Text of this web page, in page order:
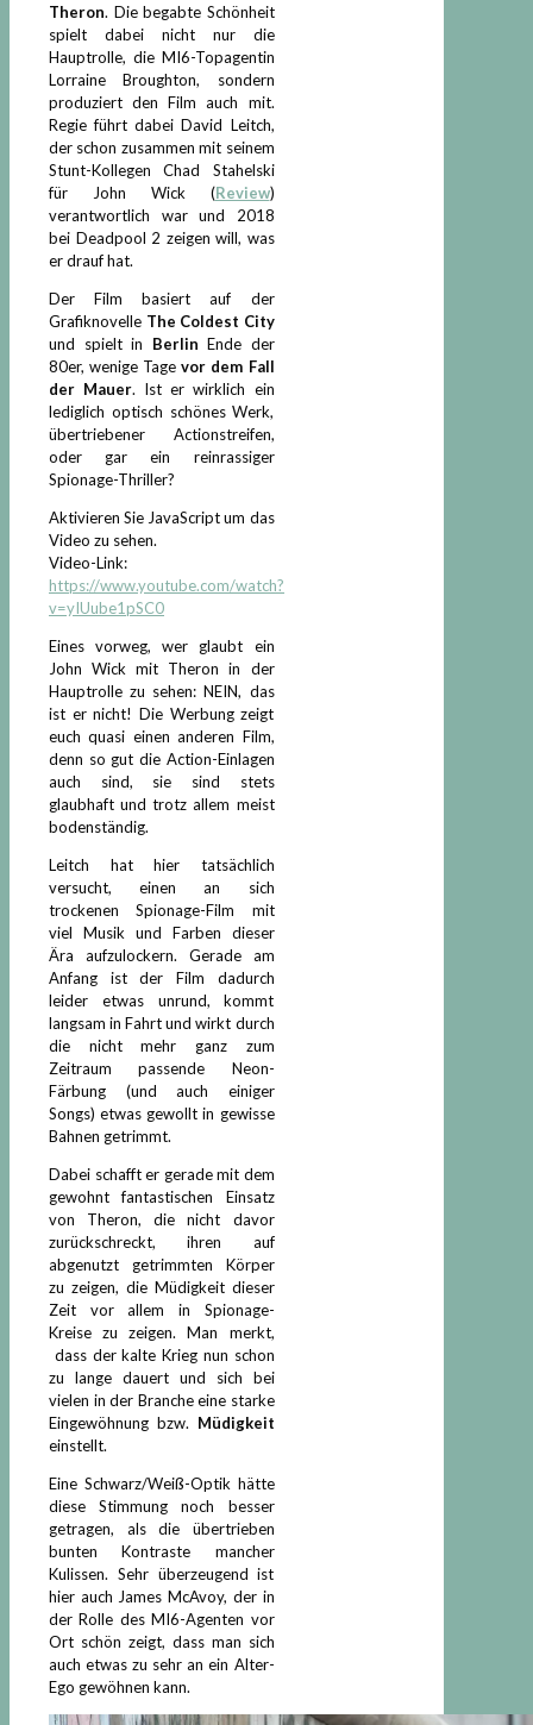
Theron. Die begabte Schönheit
spielt dabei nicht nur die
Hauptrolle, die MI6-Topagentin
Lorraine Broughton, sondern
produziert den Film auch mit.
Regie führt dabei David Leitch,
der schon zusammen mit seinem
Stunt-Kollegen Chad Stahelski
für John Wick (Review)
verantwortlich war und 2018
bei Deadpool 2 zeigen will, was
er drauf hat.
Der Film basiert auf der
Grafiknovelle The Coldest City
und spielt in Berlin Ende der
80er, wenige Tagevor dem Fall
der Mauer. Ist er wirklich ein
lediglich optisch schönes Werk,
übertriebener Actionstreifen,
oder gar ein reinrassiger
Spionage-Thriller?
Aktivieren Sie JavaScript um das
Video zu sehen.
Video-Link:
https://www.youtube.com/watch?
v=yIUube1pSC0
Eines vorweg, wer glaubt ein
John Wick mit Theron in der
Hauptrolle zu sehen: NEIN, das
ist er nicht! Die Werbung zeigt
euch quasi einen anderen Film,
denn so gut die Action-Einlagen
auch sind, sie sind stets
glaubhaft und trotz allem meist
bodenständig.
Leitch hat hier tatsächlich
versucht, einen an sich
trockenen Spionage-Film mit
viel Musik und Farben dieser
Ära aufzulockern. Gerade am
Anfang ist der Film dadurch
leider etwas unrund, kommt
langsam in Fahrt und wirkt durch
die nicht mehr ganz zum
Zeitraum passende Neon-
Färbung (und auch einiger
Songs) etwas gewollt in gewisse
Bahnen getrimmt.
Dabei schafft er gerade mit dem
gewohnt fantastischen Einsatz
von Theron, die nicht davor
zurückschreckt, ihren auf
abgenutzt getrimmten Körper
zu zeigen, die Müdigkeit dieser
Zeit vor allem in Spionage-
Kreise zu zeigen. Man merkt,
dass der kalte Krieg nun schon
zu lange dauert und sich bei
vielen in der Branche eine starke
Eingewöhnung bzw. Müdigkeit
einstellt.
Eine Schwarz/Weiß-Optik hätte
diese Stimmung noch besser
getragen, als die übertrieben
bunten Kontraste mancher
Kulissen. Sehr überzeugend ist
hier auch James McAvoy, der in
der Rolle des MI6-Agenten vor
Ort schön zeigt, dass man sich
auch etwas zu sehr an ein Alter-
Ego gewöhnen kann.